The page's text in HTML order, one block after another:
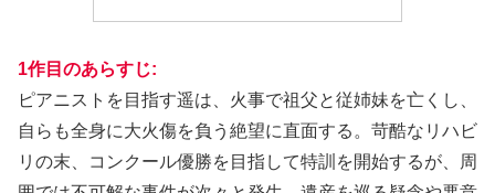
1作目のあらすじ:
ピアニストを目指す遥は、火事で祖父と従姉妹を亡くし、
自らも全身に大火傷を負う絶望に直面する。苛酷なリハビ
リの末、コンクール優勝を目指して特訓を開始するが、周